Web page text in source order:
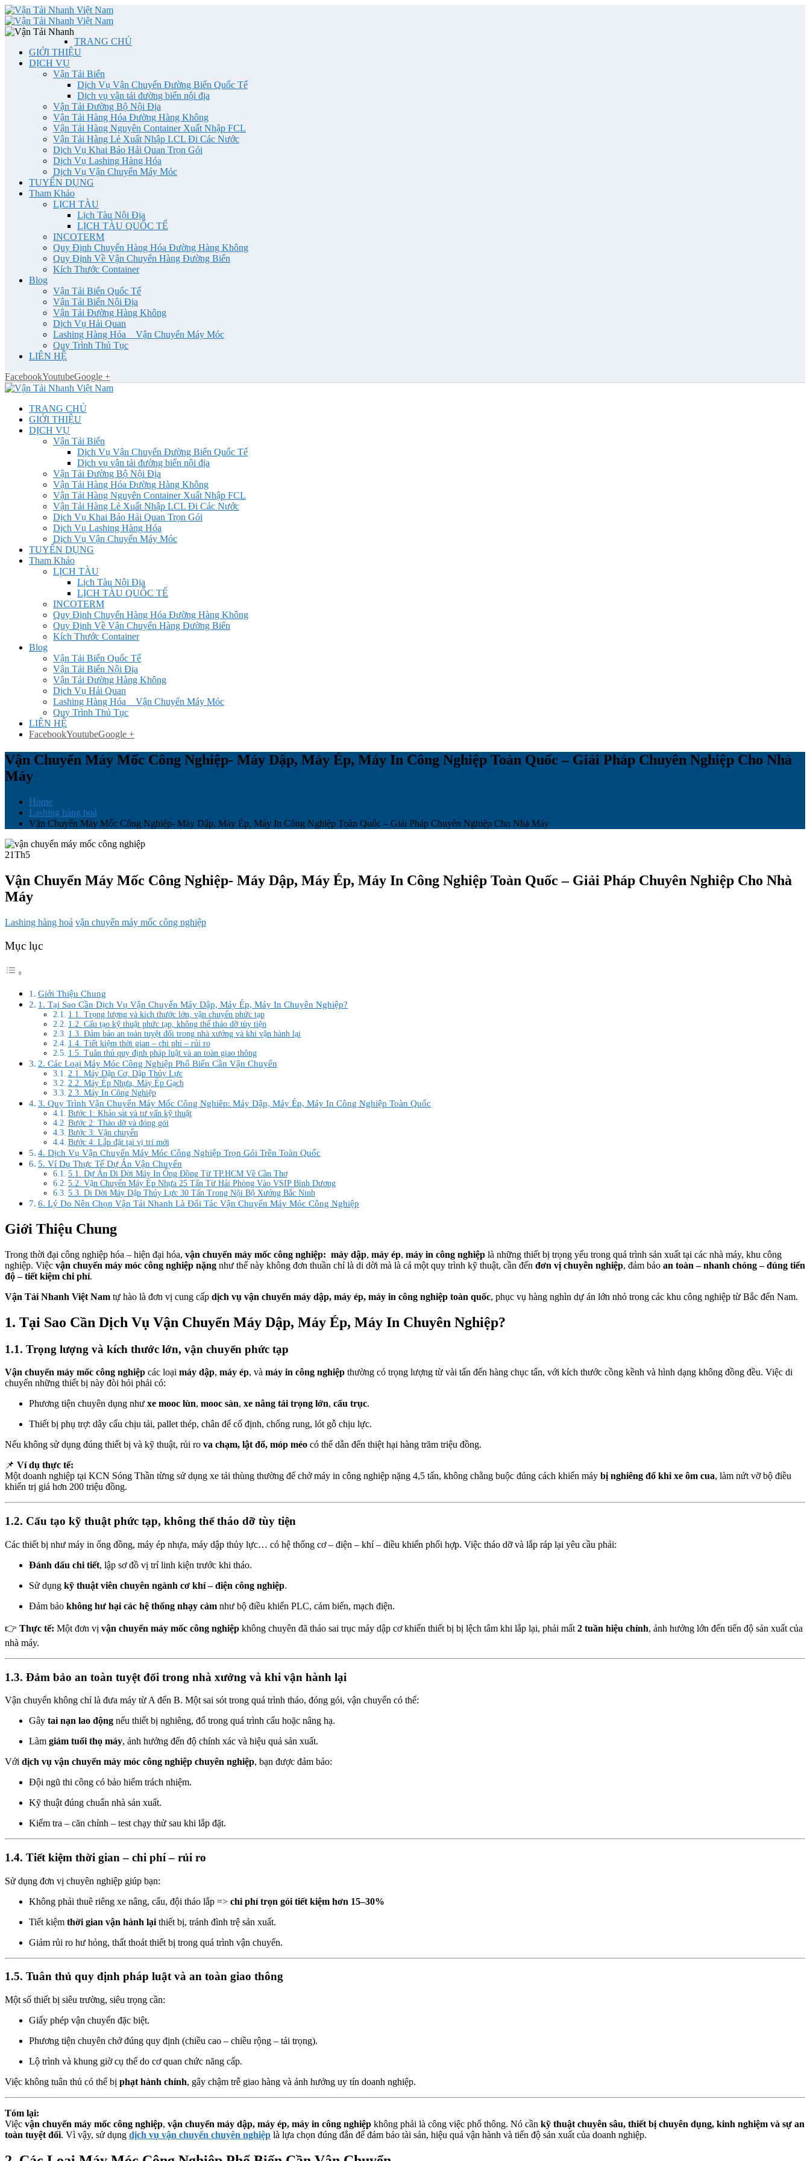
TRANG CHỦ
GIỚI THIỆU
DỊCH VỤ
Vận Tải Biển
Dịch Vụ Vận Chuyển Đường Biển Quốc Tế
Dịch vụ vận tải đường biển nội địa
Vận Tải Đường Bộ Nội Địa
Vận Tải Hàng Hóa Đường Hàng Không
Vận Tải Hàng Nguyên Container Xuất Nhập FCL
Vận Tải Hàng Lẻ Xuất Nhập LCL Đi Các Nước
Dịch Vụ Khai Báo Hải Quan Trọn Gói
Dịch Vụ Lashing Hàng Hóa
Dịch Vụ Vận Chuyển Máy Móc
TUYỂN DỤNG
Tham Khảo
LỊCH TÀU
Lịch Tàu Nội Địa
LỊCH TÀU QUỐC TẾ
INCOTERM
Quy Định Chuyển Hàng Hóa Đường Hàng Không
Quy Định Về Vận Chuyển Hàng Đường Biển
Kích Thước Container
Blog
Vận Tải Biển Quốc Tế
Vận Tải Biển Nội Địa
Vận Tải Đường Hàng Không
Dịch Vụ Hải Quan
Lashing Hàng Hóa _ Vận Chuyển Máy Móc
Quy Trình Thủ Tục
LIÊN HỆ
FacebookYoutubeGoogle +
TRANG CHỦ
GIỚI THIỆU
DỊCH VỤ
Vận Tải Biển
Dịch Vụ Vận Chuyển Đường Biển Quốc Tế
Dịch vụ vận tải đường biển nội địa
Vận Tải Đường Bộ Nội Địa
Vận Tải Hàng Hóa Đường Hàng Không
Vận Tải Hàng Nguyên Container Xuất Nhập FCL
Vận Tải Hàng Lẻ Xuất Nhập LCL Đi Các Nước
Dịch Vụ Khai Báo Hải Quan Trọn Gói
Dịch Vụ Lashing Hàng Hóa
Dịch Vụ Vận Chuyển Máy Móc
TUYỂN DỤNG
Tham Khảo
LỊCH TÀU
Lịch Tàu Nội Địa
LỊCH TÀU QUỐC TẾ
INCOTERM
Quy Định Chuyển Hàng Hóa Đường Hàng Không
Quy Định Về Vận Chuyển Hàng Đường Biển
Kích Thước Container
Blog
Vận Tải Biển Quốc Tế
Vận Tải Biển Nội Địa
Vận Tải Đường Hàng Không
Dịch Vụ Hải Quan
Lashing Hàng Hóa _ Vận Chuyển Máy Móc
Quy Trình Thủ Tục
LIÊN HỆ
FacebookYoutubeGoogle +
Vận Chuyển Máy Mốc Công Nghiệp- Máy Dập, Máy Ép, Máy In Công Nghiệp Toàn Quốc – Giải Pháp Chuyên Nghiệp Cho Nhà
Máy
Home
Lashing hàng hoá
Vận Chuyển Máy Mốc Công Nghiệp- Máy Dập, Máy Ép, Máy In Công Nghiệp Toàn Quốc – Giải Pháp Chuyên Nghiệp Cho Nhà Máy
21Th5
Vận Chuyển Máy Mốc Công Nghiệp- Máy Dập, Máy Ép, Máy In Công Nghiệp Toàn Quốc – Giải Pháp Chuyên Nghiệp Cho Nhà
Máy
Lashing hàng hoá vận chuyển máy mốc công nghiệp
Mục lục
Giới Thiệu Chung
1. Tại Sao Cần Dịch Vụ Vận Chuyển Máy Dập, Máy Ép, Máy In Chuyên Nghiệp?
1.1. Trọng lượng và kích thước lớn, vận chuyển phức tạp
1.2. Cấu tạo kỹ thuật phức tạp, không thể tháo dỡ tùy tiện
1.3. Đảm bảo an toàn tuyệt đối trong nhà xưởng và khi vận hành lại
1.4. Tiết kiệm thời gian – chi phí – rủi ro
1.5. Tuân thủ quy định pháp luật và an toàn giao thông
2. Các Loại Máy Móc Công Nghiệp Phổ Biến Cần Vận Chuyển
2.1. Máy Dập Cơ, Dập Thủy Lực
2.2. Máy Ép Nhựa, Máy Ép Gạch
2.3. Máy In Công Nghiệp
3. Quy Trình Vận Chuyển Máy Mốc Công Nghiêp: Máy Dập, Máy Ép, Máy In Công Nghiệp Toàn Quốc
Bước 1: Khảo sát và tư vấn kỹ thuật
Bước 2: Tháo dỡ và đóng gói
Bước 3: Vận chuyển
Bước 4: Lắp đặt tại vị trí mới
4. Dịch Vụ Vận Chuyển Máy Móc Công Nghiệp Trọn Gói Trên Toàn Quốc
5. Ví Dụ Thực Tế Dự Án Vận Chuyển
5.1. Dự Án Di Dời Máy In Ống Đồng Từ TP.HCM Về Cần Thơ
5.2. Vận Chuyển Máy Ép Nhựa 25 Tấn Từ Hải Phòng Vào VSIP Bình Dương
5.3. Di Dời Máy Dập Thủy Lực 30 Tấn Trong Nội Bộ Xưởng Bắc Ninh
6. Lý Do Nên Chọn Vận Tải Nhanh Là Đối Tác Vận Chuyển Máy Móc Công Nghiệp
Giới Thiệu Chung
Trong thời đại công nghiệp hóa – hiện đại hóa, vận chuyển máy mốc công nghiệp: máy dập, máy ép, máy in công nghiệp là những thiết bị trọng yếu trong quá trình sản xuất tại các nhà máy, khu công
nghiệp. Việc vận chuyển máy móc công nghiệp nặng như thế này không đơn thuần chỉ là di dời mà là cả một quy trình kỹ thuật, cần đến đơn vị chuyên nghiệp, đảm bảo an toàn – nhanh chóng – đúng tiến
độ – tiết kiệm chi phí.
Vận Tải Nhanh Việt Nam tự hào là đơn vị cung cấp dịch vụ vận chuyển máy dập, máy ép, máy in công nghiệp toàn quốc, phục vụ hàng nghìn dự án lớn nhỏ trong các khu công nghiệp từ Bắc đến Nam.
1. Tại Sao Cần Dịch Vụ Vận Chuyển Máy Dập, Máy Ép, Máy In Chuyên Nghiệp?
1.1. Trọng lượng và kích thước lớn, vận chuyển phức tạp
Vận chuyển máy mốc công nghiệp các loại máy dập, máy ép, và máy in công nghiệp thường có trọng lượng từ vài tấn đến hàng chục tấn, với kích thước cồng kềnh và hình dạng không đồng đều. Việc di
chuyển những thiết bị này đòi hỏi phải có:
Phương tiện chuyên dụng như xe mooc lùn, mooc sàn, xe nâng tải trọng lớn, cẩu trục.
Thiết bị phụ trợ: dây cẩu chịu tải, pallet thép, chân đế cố định, chống rung, lót gỗ chịu lực.
Nếu không sử dụng đúng thiết bị và kỹ thuật, rủi ro va chạm, lật đổ, móp méo có thể dẫn đến thiệt hại hàng trăm triệu đồng.
📌 Ví dụ thực tế:
Một doanh nghiệp tại KCN Sóng Thần từng sử dụng xe tải thùng thường để chở máy in công nghiệp nặng 4,5 tấn, không chằng buộc đúng cách khiến máy bị nghiêng đổ khi xe ôm cua, làm nứt vỡ bộ điều
khiển trị giá hơn 200 triệu đồng.
1.2. Cấu tạo kỹ thuật phức tạp, không thể tháo dỡ tùy tiện
Các thiết bị như máy in ống đồng, máy ép nhựa, máy dập thủy lực… có hệ thống cơ – điện – khí – điều khiển phối hợp. Việc tháo dỡ và lắp ráp lại yêu cầu phải:
Đánh dấu chi tiết, lập sơ đồ vị trí linh kiện trước khi tháo.
Sử dụng kỹ thuật viên chuyên ngành cơ khí – điện công nghiệp.
Đảm bảo không hư hại các hệ thống nhạy cảm như bộ điều khiển PLC, cảm biến, mạch điện.
👉 Thực tế: Một đơn vị vận chuyển máy mốc công nghiệp không chuyên đã tháo sai trục máy dập cơ khiến thiết bị bị lệch tâm khi lắp lại, phải mất 2 tuần hiệu chỉnh, ảnh hưởng lớn đến tiến độ sản xuất của
nhà máy.
1.3. Đảm bảo an toàn tuyệt đối trong nhà xưởng và khi vận hành lại
Vận chuyển không chỉ là đưa máy từ A đến B. Một sai sót trong quá trình tháo, đóng gói, vận chuyển có thể:
Gây tai nạn lao động nếu thiết bị nghiêng, đổ trong quá trình cẩu hoặc nâng hạ.
Làm giảm tuổi thọ máy, ảnh hưởng đến độ chính xác và hiệu quả sản xuất.
Với dịch vụ vận chuyển máy móc công nghiệp chuyên nghiệp, bạn được đảm bảo:
Đội ngũ thi công có bảo hiểm trách nhiệm.
Kỹ thuật đúng chuẩn nhà sản xuất.
Kiểm tra – căn chỉnh – test chạy thử sau khi lắp đặt.
1.4. Tiết kiệm thời gian – chi phí – rủi ro
Sử dụng đơn vị chuyên nghiệp giúp bạn:
Không phải thuê riêng xe nâng, cẩu, đội tháo lắp => chi phí trọn gói tiết kiệm hơn 15–30%
Tiết kiệm thời gian vận hành lại thiết bị, tránh đình trệ sản xuất.
Giảm rủi ro hư hỏng, thất thoát thiết bị trong quá trình vận chuyển.
1.5. Tuân thủ quy định pháp luật và an toàn giao thông
Một số thiết bị siêu trường, siêu trọng cần:
Giấy phép vận chuyển đặc biệt.
Phương tiện chuyên chở đúng quy định (chiều cao – chiều rộng – tải trọng).
Lộ trình và khung giờ cụ thể do cơ quan chức năng cấp.
Việc không tuân thủ có thể bị phạt hành chính, gây chậm trễ giao hàng và ảnh hưởng uy tín doanh nghiệp.
Tóm lại:
Việc vận chuyển máy mốc công nghiệp, vận chuyển máy dập, máy ép, máy in công nghiệp không phải là công việc phổ thông. Nó cần kỹ thuật chuyên sâu, thiết bị chuyên dụng, kinh nghiệm và sự an
toàn tuyệt đối. Vì vậy, sử dụng dịch vụ vận chuyển chuyên nghiệp là lựa chọn đúng đắn để đảm bảo tài sản, hiệu quả vận hành và tiến độ sản xuất của doanh nghiệp.